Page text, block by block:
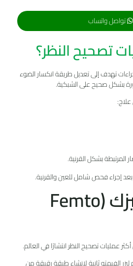
تواصل واتساب
تصحيح النظر؟
تهدف إلى تعديل طريقة انكسار الضوء
بشكل صحيح على الشبكية.
بشكل القرنية.
بعد إجراء فحص شامل للعين والقرنية.
الفيمتو ليزك (Femto
عمليات تصحيح النظر انتشارًا في العالم.
الفيمتو ثانية لإنشاء طبقة رقيقة من